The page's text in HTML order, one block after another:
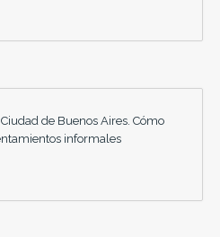
de Buenos Aires. Cómo
informales